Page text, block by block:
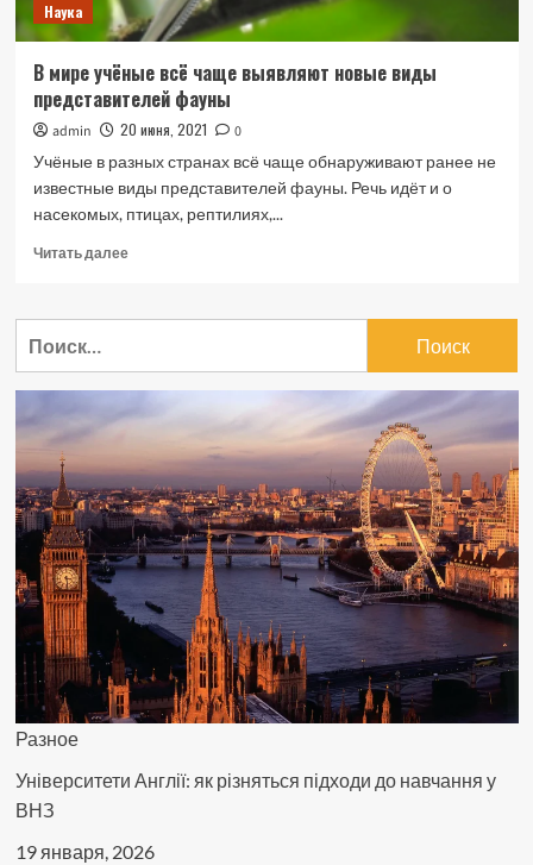
Наука
В мире учёные всё чаще выявляют новые виды
представителей фауны
admin 20 июня, 2021
0
Учёные в разных странах всё чаще обнаруживают ранее не
известные виды представителей фауны. Речь идёт и о
насекомых, птицах, рептилиях,...
Читать далееПрочитать
В
новые
виды
представителей
фауны
Разное
Університети Англії: як різняться підходи до навчання у
ВНЗ
19 января, 2026